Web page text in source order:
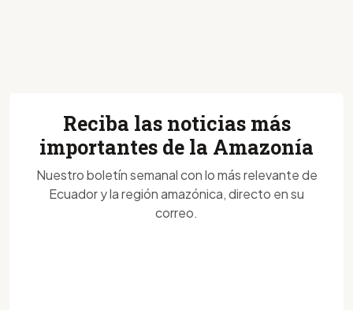
Reciba las noticias más
importantes de la Amazonía
Nuestro boletín semanal con lo más relevante de
Ecuador y la región amazónica, directo en su
correo.